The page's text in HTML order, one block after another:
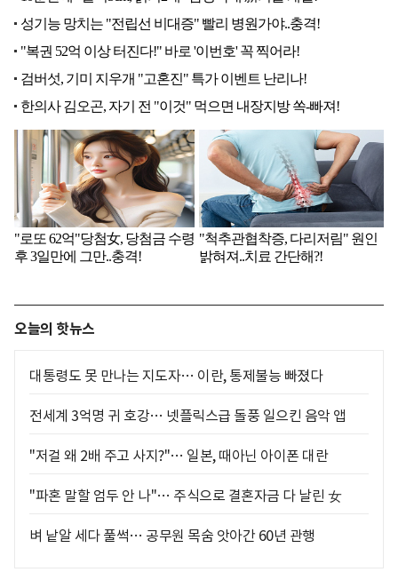
오늘의 핫뉴스
대통령도 못 만나는 지도자… 이란, 통제불능 빠졌다
전세계 3억명 귀 호강… 넷플릭스급 돌풍 일으킨 음악 앱
"저걸 왜 2배 주고 사지?"… 일본, 때아닌 아이폰 대란
"파혼 말할 엄두 안 나"… 주식으로 결혼자금 다 날린 女
벼 낱알 세다 풀썩… 공무원 목숨 앗아간 60년 관행